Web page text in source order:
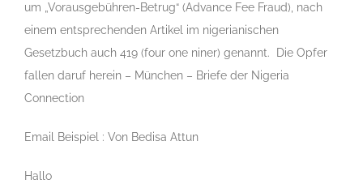
um „Vorausgebühren-Betrug“ (Advance Fee Fraud), nach
einem entsprechenden Artikel im nigerianischen
Gesetzbuch auch 419 (four one niner) genannt. Die Opfer
fallen daruf herein – München – Briefe der Nigeria
Connection
Email Beispiel : Von Bedisa Attun
Hallo